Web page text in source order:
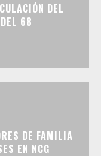
DEL
68
DE FAMILIA
EN NCG